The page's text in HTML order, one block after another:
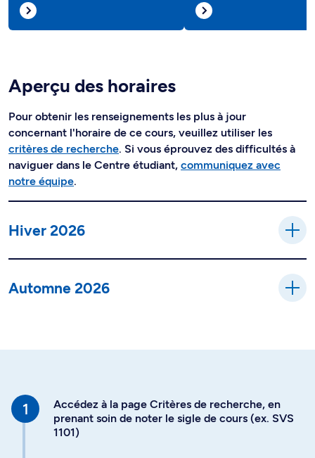
Aperçu des horaires
Pour obtenir les renseignements les plus à jour
concernant l'horaire de ce cours, veuillez utiliser les
critères de recherche. Si vous éprouvez des difficultés à
naviguer dans le Centre étudiant, communiquez avec
notre équipe.
Hiver 2026
Automne 2026
Accédez à la page Critères de recherche, en
prenant soin de noter le sigle de cours (ex. SVS
1101)